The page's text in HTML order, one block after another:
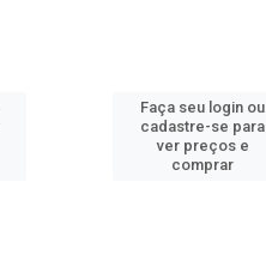
Faça seu login ou
cadastre-se para
ver preços e
comprar